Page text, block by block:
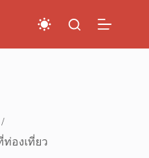
องเที่ยว